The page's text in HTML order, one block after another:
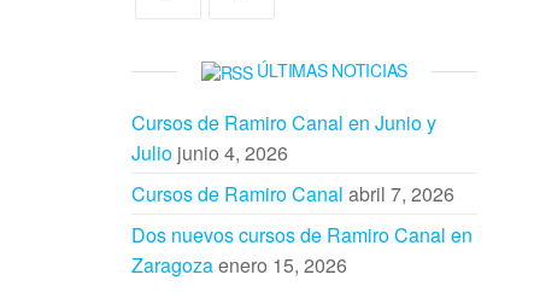
ÚLTIMAS NOTICIAS
Cursos de Ramiro Canal en Junio y
Julio junio 4, 2026
Cursos de Ramiro Canal abril 7, 2026
Dos nuevos cursos de Ramiro Canal en
Zaragozaenero 15, 2026